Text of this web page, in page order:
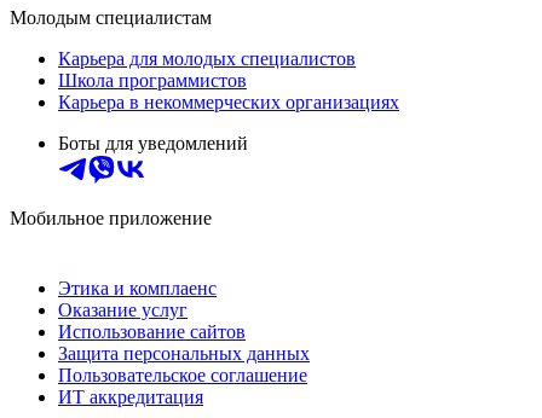
Молодым специалистам
Карьера для молодых специалистов
Школа программистов
Карьера в некоммерческих организациях
Боты для уведомлений
Мобильное приложение
Этика и комплаенс
Оказание услуг
Использование сайтов
Защита персональных данных
Пользовательское соглашение
ИТ аккредитация